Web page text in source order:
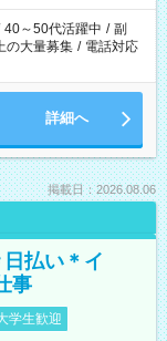
40～50代活躍中 / 副
の大量募集 / 電話対応
詳細へ
掲載日：2026.08.06
払い＊イ
事
学生歓迎